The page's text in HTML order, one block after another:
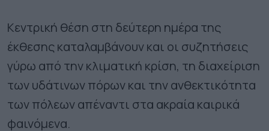
Κεντρική θέση στη δεύτερη ημέρα της
έκθεσης καταλαμβάνουν και οι συζητήσεις
γύρω από την κλιματική κρίση, τη διαχείριση
των υδάτινων πόρων και την ανθεκτικότητα
των πόλεων απέναντι στα ακραία καιρικά
φαινόμενα.